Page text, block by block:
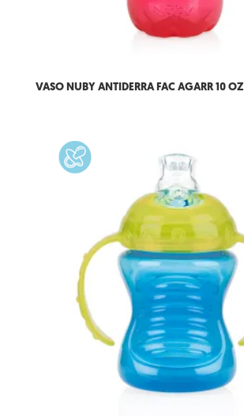
VASO NUBY ANTIDERRA FAC AGARR 10 OZ